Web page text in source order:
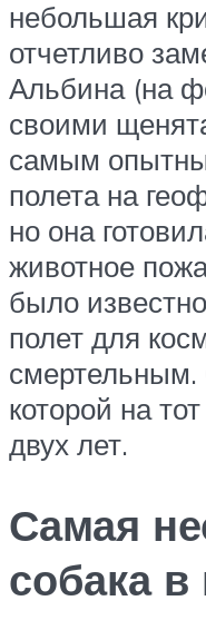
небольшая
отчетливо
Альбина (на
своими
самым
полета на
но она
животное
было
полет для
смертельным.
которой на
двух лет.
Самая
собака